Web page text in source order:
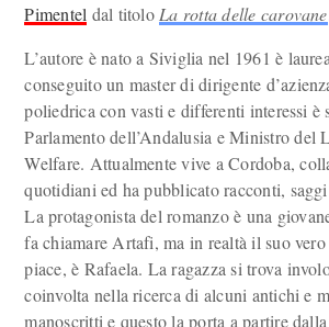
Pimentel dal titolo La rotta delle carovane
L’autore è nato a Siviglia nel 1961 è
conseguito un master di dirigente
poliedrica con vasti e differenti interessi è
Parlamento dell’Andalusia e Ministro del
Welfare. Attualmente vive a Cordoba,
quotidiani ed ha pubblicato racconti,
La protagonista del romanzo è una
fa chiamare Artafi, ma in realtà il suo
piace, è Rafaela. La ragazza si trova
coinvolta nella ricerca di alcuni antichi e
manoscritti e questo la porta a partire